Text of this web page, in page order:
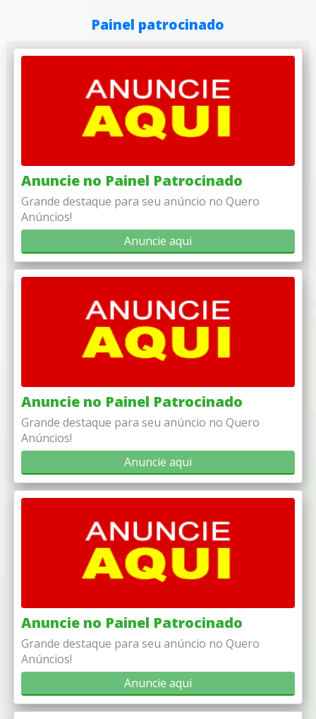
Painel patrocinado
Anuncie no Painel Patrocinado
Grande destaque para seu anúncio no Quero
Anúncios!
Anuncie aqui
Anuncie no Painel Patrocinado
Grande destaque para seu anúncio no Quero
Anúncios!
Anuncie aqui
Anuncie no Painel Patrocinado
Grande destaque para seu anúncio no Quero
Anúncios!
Anuncie aqui